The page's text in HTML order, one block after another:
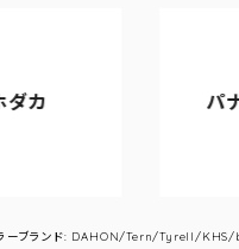
ラーブランド: DAHON/Tern/Tyrell/